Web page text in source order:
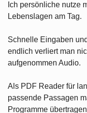
Ich persönliche nutze
Lebenslagen am Tag.
Schnelle Eingaben
endlich verliert man
aufgenommen Audio.
Als PDF Reader für
passende Passagen
Programme